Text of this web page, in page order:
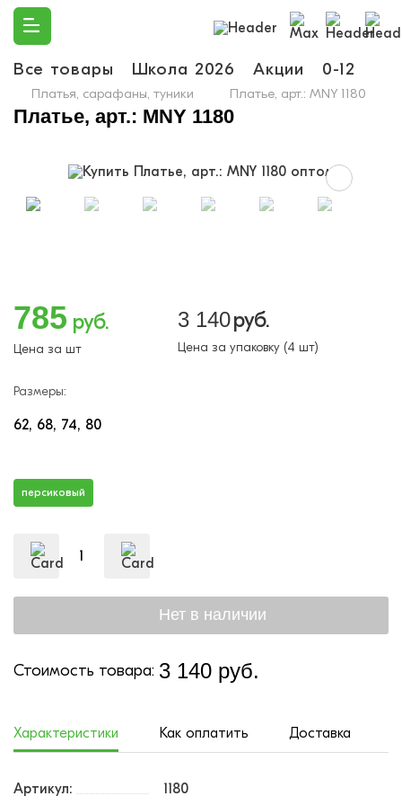
Все товары Школа 2026 Акции 0-12
Платья, сарафаны, туники Платье, арт.: MNY 1180
Платье, арт.: MNY 1180
785 руб.
Цена за шт
3 140руб.
Цена за упаковку (4 шт)
Размеры:
62 68 74 80
персиковый
Стоимость товара: 3 140 руб.
Характеристики Как оплатить Доставка
Артикул:
1180